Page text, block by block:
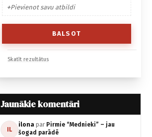
Pievienot savu atbildi
Skatīt rezultātus
Jaunākie komentāri
IL
ilona par Pirmie “Mednieki” – jau
šogad parādē